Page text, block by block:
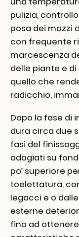
pulizia,
posa dei mazzi
con frequente
marcescenza
delle piante e
quello che
radicchio,
Dopo la fase di
dura circa due
fasi del
adagiati su
po’ superiore
toelettatura,
legacci e o
esterne
fino ad